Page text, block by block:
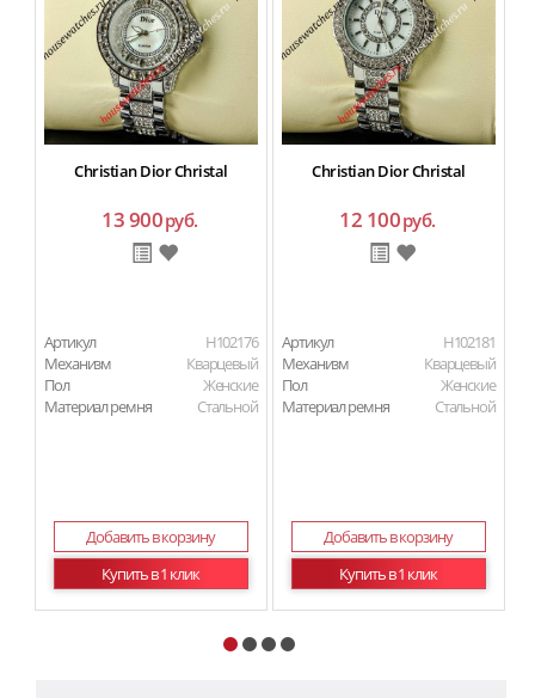
Christian Dior Christal
13 900руб.
Артикул
H102176
Механизм
Кварцевый
Пол
Женские
Материал ремня
Стальной
Добавить в корзину
Купить в 1 клик
Christian Dior Christal
12 100руб.
Артикул
H102181
Механизм
Кварцевый
Пол
Женские
Материал ремня
Стальной
Добавить в корзину
Купить в 1 клик